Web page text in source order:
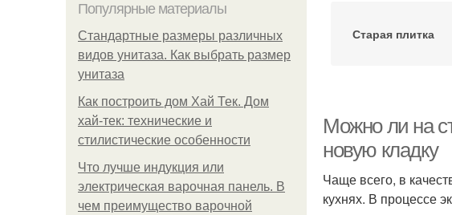
Популярные материалы
Стандартные размеры различных
видов унитаза. Как выбрать размер
унитаза
Как построить дом Хай Тек. Дом
хай-тек: технические и
стилистические особенности
Что лучше индукция или
электрическая варочная панель. В
чем преимущество варочной
Старая плитка
Можно ли на
новую кладку
Чаще всего, в
кухнях. В процессе